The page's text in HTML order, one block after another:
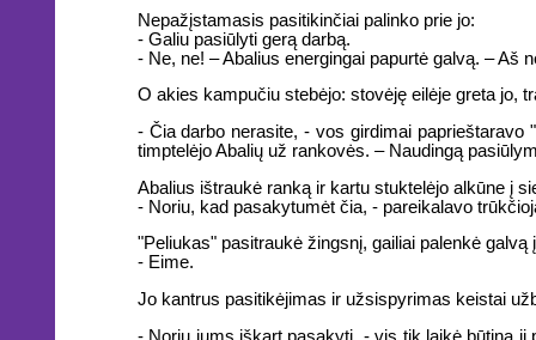
Nepažįstamasis pasitikinčiai palinko prie jo:
- Galiu pasiūlyti gerą darbą.
- Ne, ne! – Abalius energingai papurtė galvą. – Aš
O akies kampučiu stebėjo: stovėję eilėje greta jo,
- Čia darbo nerasite, - vos girdimai
timptelėjo Abalių už rankovės. – Naudingą
Abalius ištraukė ranką ir kartu stuktelėjo alkūne į
- Noriu, kad pasakytumėt čia, - pareikalavo
"Peliukas" pasitraukė žingsnį, gailiai palenkė galvą
- Eime.
Jo kantrus pasitikėjimas ir užsispyrimas keistai
- Noriu jums iškart pasakyti, - vis tik laikė būtina